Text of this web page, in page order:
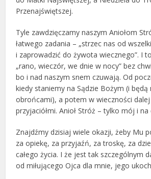
Przenajświętszej.
Tyle zawdzięczamy naszym Aniołom
łatwego zadania – „strzec nas od
i zaprowadzić do żywota wiecznego”. I
„rano, wieczór, we dnie w nocy” bez
bo i nad naszym snem czuwają. Od
kiedy staniemy na Sądzie Bożym (i będą
obrońcami), a potem w wieczności
przyjaciółmi. Anioł Stróż – tylko mój i na
Znajdźmy dzisiaj wiele okazji, żeby Mu
za opiekę, za przyjaźń, za troskę, za
całego życia. I że jest tak szczególnym
od miłującego Ojca dla mnie, jego